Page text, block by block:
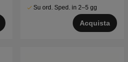
Su ord. Sped. in 2–5 gg
Acquista